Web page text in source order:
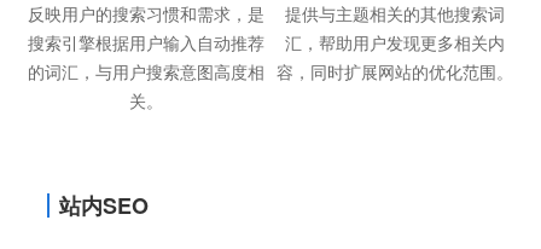
反映用户的搜索习惯和需求，是
搜索引擎根据用户输入自动推荐
的词汇，与用户搜索意图高度相
关。
提供与主题相关的其他搜索词
汇，帮助用户发现更多相关内
容，同时扩展网站的优化范围。
站内SEO